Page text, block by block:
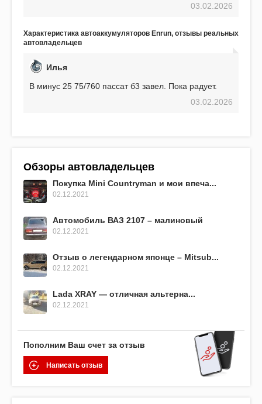
использования не было ни единой поломки,
EFB 75. Судя по характеристикам, он даже
превосходит предыдущую модель.
03.02.2026
Характеристика автоаккумуляторов Enrun, отзывы реальных
автовладельцев
Илья
В минус 25 75/760 пассат б3 завел. Пока радует.
03.02.2026
Обзоры автовладельцев
Покупка Mini Countryman и мои впеча...
02.12.2021
Автомобиль ВАЗ 2107 – малиновый
02.12.2021
Отзыв о легендарном японце – Mitsub...
02.12.2021
Lada XRAY — отличная альтерна...
02.12.2021
Пополним Ваш счет за отзыв
Написать отзыв